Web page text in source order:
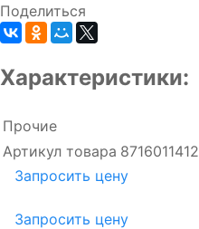
Поделиться
Характеристики:
Прочие
Артикул товара 8716011412
Запросить цену
Запросить цену